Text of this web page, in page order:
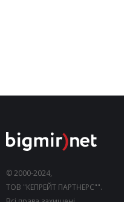
© 2000-2024,
ТОВ "КЕПРЕЙТ ПАРТНЕРС"".